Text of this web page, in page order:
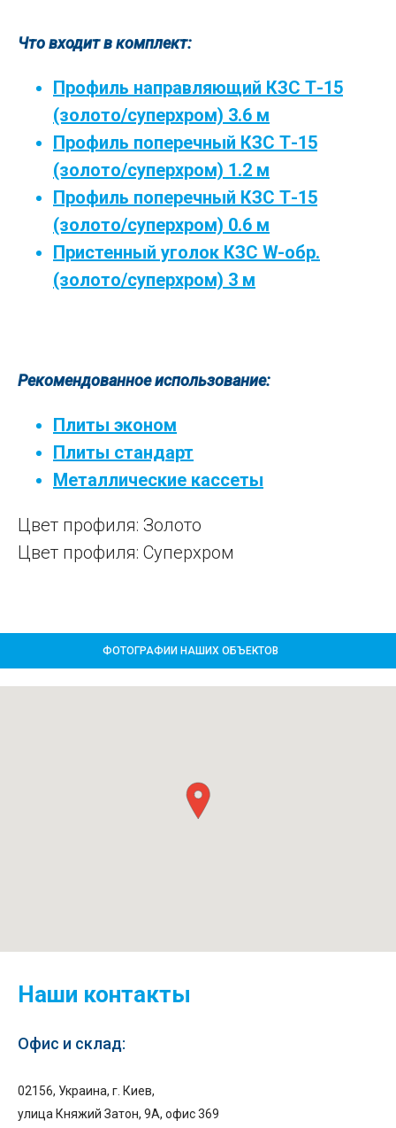
Что входит в комплект:
Профиль направляющий КЗС Т-15
(золото/суперхром) 3.6 м
Профиль поперечный КЗС Т-15
(золото/суперхром) 1.2 м
Профиль поперечный КЗС Т-15
(золото/суперхром) 0.6 м
Пристенный уголок КЗС W-обр.
(золото/суперхром) 3 м
Рекомендованное использование:
Плиты эконом
Плиты стандарт
Металлические кассеты
Цвет профиля: Золото
Цвет профиля: Суперхром
ФОТОГРАФИИ НАШИХ ОБЪЕКТОВ
Наши контакты
Офис и склад:
02156, Украина, г. Киев,
улица Княжий Затон, 9А, офис 369